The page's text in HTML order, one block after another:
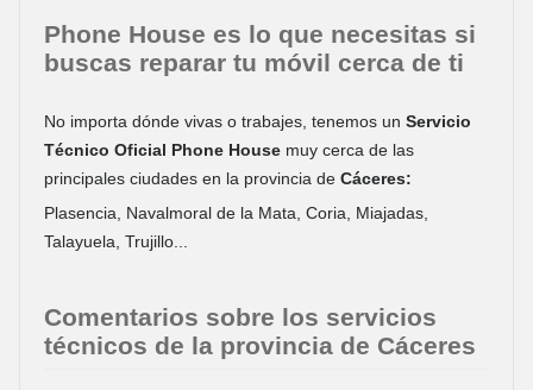
Phone House es lo que necesitas si
buscas reparar tu móvil cerca de ti
No importa dónde vivas o trabajes, tenemos un Servicio
Técnico Oficial Phone House muy cerca de las
principales ciudades en la provincia de Cáceres:
Plasencia, Navalmoral de la Mata, Coria, Miajadas,
Talayuela, Trujillo...
Comentarios sobre los servicios
técnicos de la provincia de Cáceres